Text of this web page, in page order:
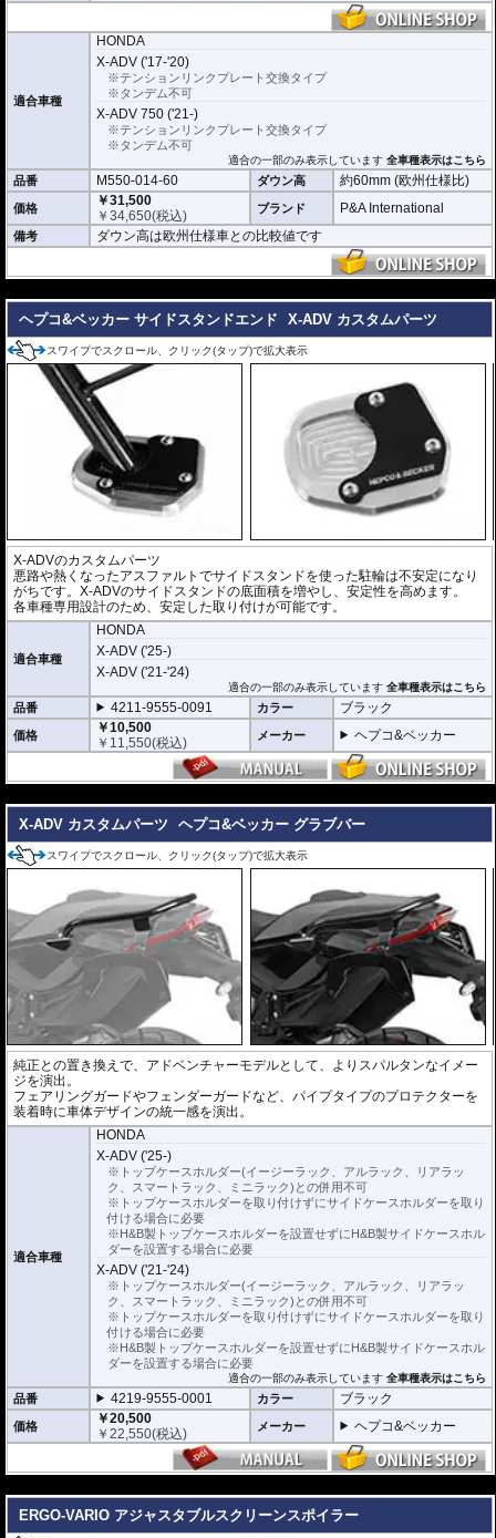
適合車種
HONDA
X-ADV ('17-'20)
※テンションリンクプレート交換タイプ
※タンデム不可
X-ADV 750 ('21-)
※テンションリンクプレート交換タイプ
※タンデム不可
適合の一部のみ表示しています全車種表示はこちら
品番 M550-014-60 ダウン高 約60mm (欧州仕様比)
価格
￥31,500
￥34,650(税込) ブランド P&A International
備考 ダウン高は欧州仕様車との比較値です
ヘプコ&ベッカー サイドスタンドエンド X-ADV カスタムパーツ
スワイプでスクロール、クリック(タップ)で拡大表示
X-ADVのカスタムパーツ
悪路や熱くなったアスファルトでサイドスタンドを使った駐輪は不安定になり
がちです。X-ADVのサイドスタンドの底面積を増やし、安定性を高めます。
各車種専用設計のため、安定した取り付けが可能です。
適合車種
HONDA
X-ADV ('25-)
X-ADV ('21-'24)
適合の一部のみ表示しています全車種表示はこちら
品番 4211-9555-0091 カラー ブラック
価格
￥10,500
￥ 11,550(税込) メーカー ヘプコ&ベッカー
X-ADV カスタムパーツ ヘプコ&ベッカー グラブバー
スワイプでスクロール、クリック(タップ)で拡大表示
純正との置き換えで、アドベンチャーモデルとして、よりスパルタンなイメー
ジを演出。
フェアリングガードやフェンダーガードなど、パイプタイプのプロテクターを
装着時に車体デザインの統一感を演出。
適合車種
HONDA
X-ADV ('25-)
※トップケースホルダー(イージーラック、アルラック、リアラッ
ク、スマートラック、ミニラック)との併用不可
※トップケースホルダーを取り付けずにサイドケースホルダーを取り
付ける場合に必要
※H&B製トップケースホルダーを設置せずにH&B製サイドケースホル
ダーを設置する場合に必要
X-ADV ('21-'24)
※トップケースホルダー(イージーラック、アルラック、リアラッ
ク、スマートラック、ミニラック)との併用不可
※トップケースホルダーを取り付けずにサイドケースホルダーを取り
付ける場合に必要
※H&B製トップケースホルダーを設置せずにH&B製サイドケースホル
ダーを設置する場合に必要
適合の一部のみ表示しています全車種表示はこちら
品番 4219-9555-0001 カラー ブラック
価格
￥20,500
￥22,550(税込) メーカー ヘプコ&ベッカー
ERGO-VARIO アジャスタブルスクリーンスポイラー